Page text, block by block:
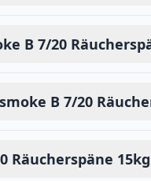
B 7/20
B 7/20
Räucherspäne